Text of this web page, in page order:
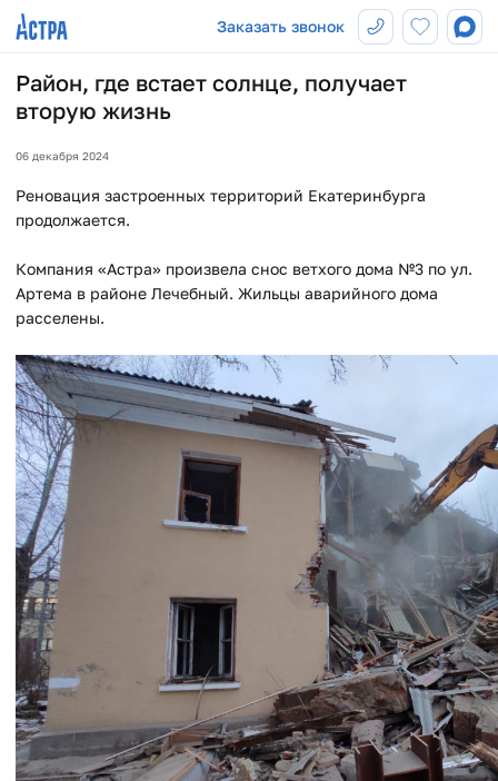
Заказать звонок
Район, где встает солнце, получает
вторую жизнь
06 декабря 2024
Реновация застроенных территорий Екатеринбурга
продолжается.
Компания «Астра» произвела снос ветхого дома №3 по ул.
Артема в районе Лечебный. Жильцы аварийного дома
расселены.